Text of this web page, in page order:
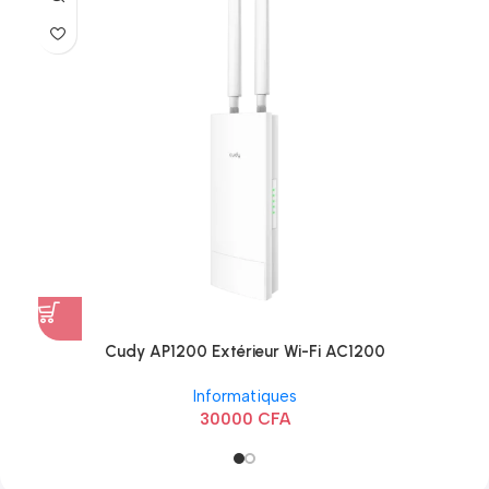
Cudy AP1200 Extérieur Wi-Fi AC1200
Informatiques
30000 CFA